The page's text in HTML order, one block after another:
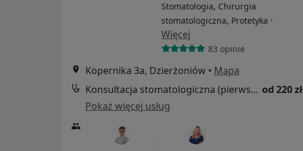
Stomatologia, Chirurgia
stomatologiczna, Protetyka ·
Więcej
83 opinie
Kopernika 3a, Dzierżoniów • Mapa
Konsultacja stomatologiczna (pierwsza wizyta) od 220 zł
Pokaż więcej usług